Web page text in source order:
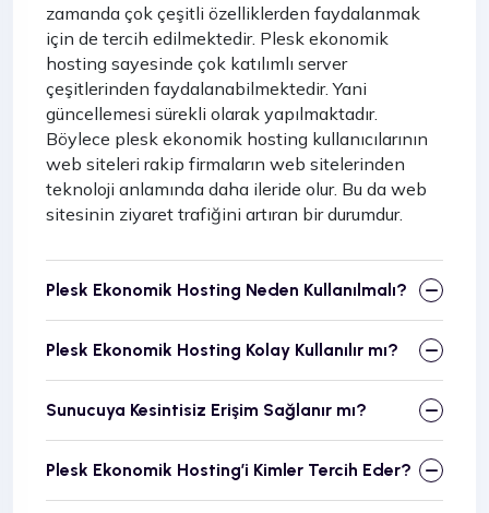
zamanda çok çeşitli özelliklerden faydalanmak
için de tercih edilmektedir. Plesk ekonomik
hosting sayesinde çok katılımlı server
çeşitlerinden faydalanabilmektedir. Yani
güncellemesi sürekli olarak yapılmaktadır.
Böylece plesk ekonomik hosting kullanıcılarının
web siteleri rakip firmaların web sitelerinden
teknoloji anlamında daha ileride olur. Bu da web
sitesinin ziyaret trafiğini artıran bir durumdur.
Plesk Ekonomik Hosting Neden Kullanılmalı?
Plesk Ekonomik Hosting Kolay Kullanılır mı?
Sunucuya Kesintisiz Erişim Sağlanır mı?
Plesk Ekonomik Hosting’i Kimler Tercih Eder?